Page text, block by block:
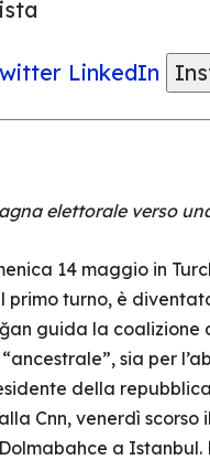
LinkedIn
elettorale verso
14 maggio in
turno, è
guida la
sia per
della
Cnn, venerdì
a Istanbul.